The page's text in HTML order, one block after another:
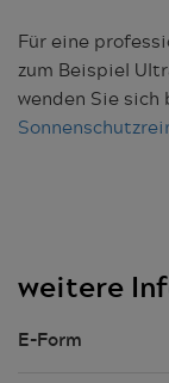
Für eine
zum Beispiel
wenden Sie sich
weitere
E-Form